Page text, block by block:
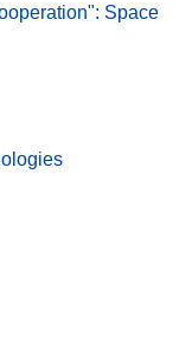
Space